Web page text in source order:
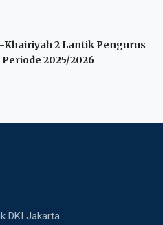
Khairiyah 2 Lantik Pengurus
Periode 2025/2026
DKI Jakarta